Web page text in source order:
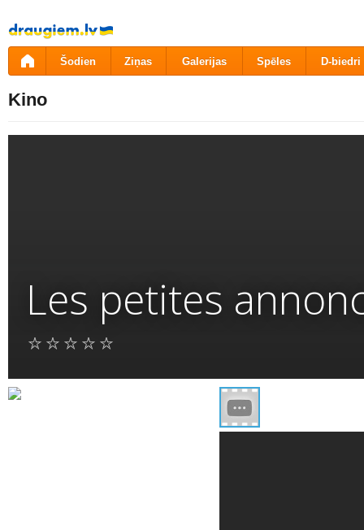
Pāriet
uz
saturu
Šodien Ziņas Galerijas Spēles D-biedri
Kino
Les petites